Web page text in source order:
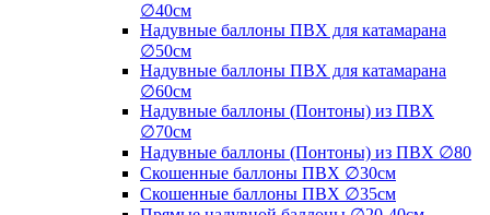
∅40см
Надувные баллоны ПВХ для катамарана
∅50см
Надувные баллоны ПВХ для катамарана
∅60см
Надувные баллоны (Понтоны) из ПВХ
∅70см
Надувные баллоны (Понтоны) из ПВХ ∅80
Скошенные баллоны ПВХ ∅30см
Скошенные баллоны ПВХ ∅35см